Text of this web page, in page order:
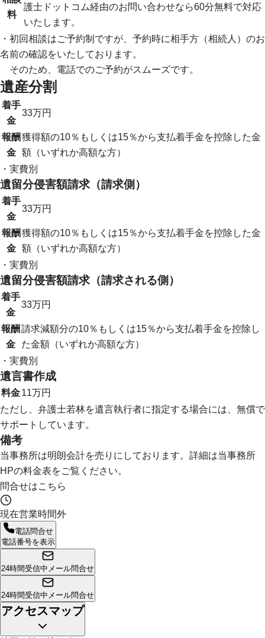
料
護士ドットコム経由のお問い合わせなら60分無料で対応
いたします。
・初回相談はご予約制ですが、予約時に相手方（相続人）のお
名前の確認をいたしております。
そのため、電話でのご予約がスムーズです。
遺産分割
着手
金
33万円
報酬
金
獲得額の10％もしくは15％から支払着手金を控除した金
額（いずれか高額な方）
・実費別
遺留分侵害額請求（請求側）
着手
金
33万円
報酬
金
獲得額の10％もしくは15％から支払着手金を控除した金
額（いずれか高額な方）
・実費別
遺留分侵害額請求（請求される側）
着手
金
33万円
報酬
金
請求減額分の10％もしくは15％から支払着手金を控除し
た金額（いずれか高額な方）
・実費別
遺言書作成
料金11万円
ただし、弁護士若林を遺言執行者に指定する場合には、無償で
サポートしています。
備考
当事務所は明朗会計を売りにしております。詳細は当事務所
HPの料金表をご覧ください。
問合せはこちら
現在営業時間外
電話問合せ
電話番号を表示
24時間受信中 メール問合せ
24時間受信中 メール問合せ
アクセスマップ